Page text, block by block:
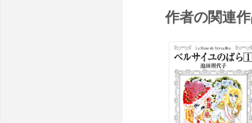
作者の関連